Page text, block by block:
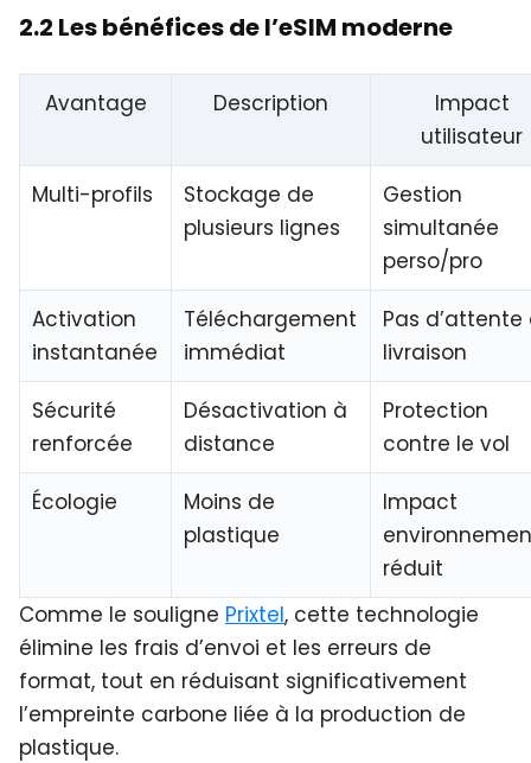
2.2 Les bénéfices de l’eSIM moderne
Avantage Description
Impact
utilisateur
Multi-profils
Stockage de
plusieurs lignes
Gestion
simultanée
perso/pro
Activation
instantanée
Téléchargement
immédiat
Pas d’attente
livraison
Sécurité
renforcée
Désactivation à
distance
Protection
contre le vol
Écologie
Moins de
plastique
Impact
réduit
Comme le souligne Prixtel, cette technologie
élimine les frais d’envoi et les erreurs de
format, tout en réduisant significativement
l’empreinte carbone liée à la production de
plastique.